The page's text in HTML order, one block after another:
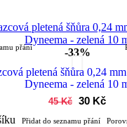
-33%
přání
pletená šňůra 0,24
Dyneema - zelená 10
45 Kč 30 Kč
Přidat do seznamu přání